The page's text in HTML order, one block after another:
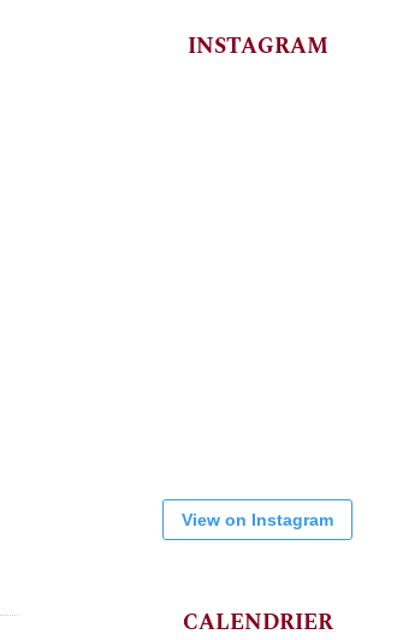
INSTAGRAM
View on Instagram
CALENDRIER